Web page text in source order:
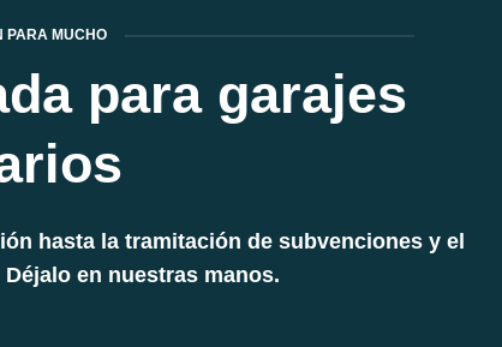
PARA MUCHO
para garajes
hasta la tramitación de subvenciones y el
en nuestras manos.